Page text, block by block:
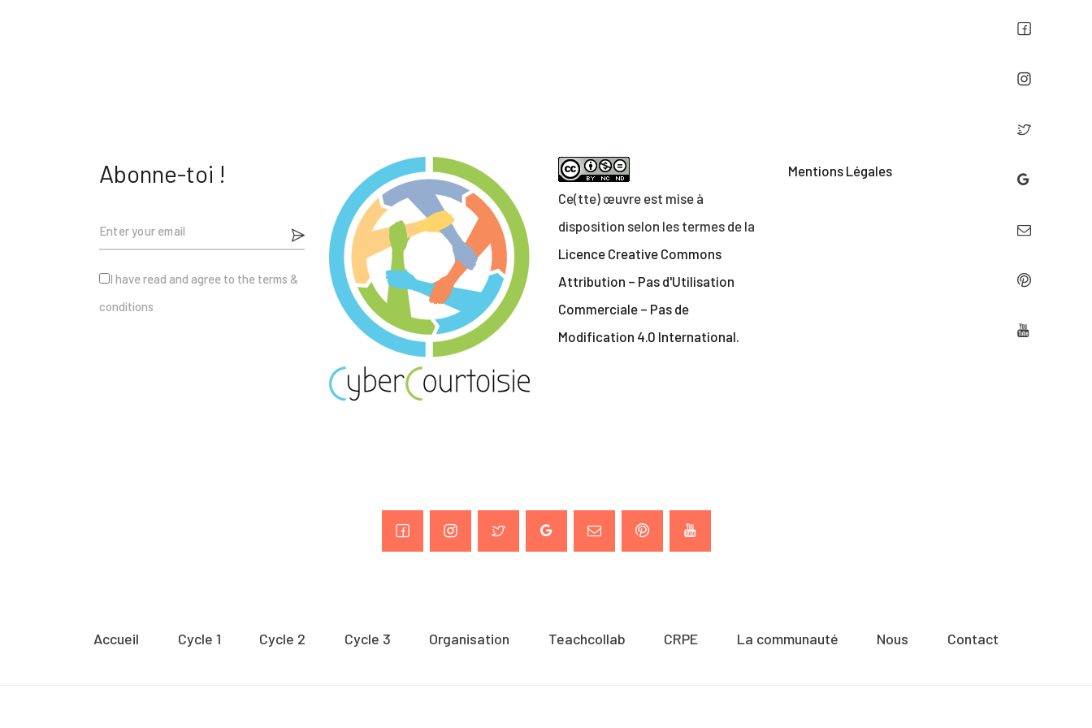
La communauté
Nous
Contact
Abonne-toi !
I have read and agree to the terms &
conditions
Ce(tte) œuvre est mise à
disposition selon les termes de la
Licence Creative Commons
Attribution – Pas d'Utilisation
Commerciale – Pas de
Modification 4.0 International.
Mentions Légales
Accueil Cycle 1 Cycle 2 Cycle 3 Organisation Teachcollab CRPE La communauté Nous Contact